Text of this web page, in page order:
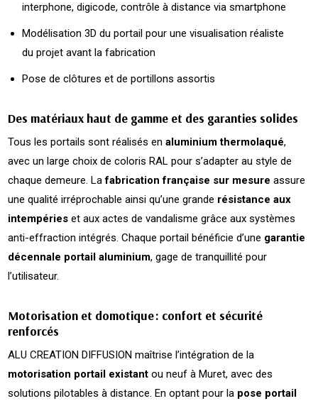
interphone, digicode, contrôle à distance via smartphone
Modélisation 3D du portail pour une visualisation réaliste
du projet avant la fabrication
Pose de clôtures et de portillons assortis
Des matériaux haut de gamme et des garanties solides
Tous les portails sont réalisés enaluminium thermolaqué,
avec un large choix de coloris RAL pour s’adapter au style de
chaque demeure. Lafabrication française sur mesure assure
une qualité irréprochable ainsi qu’une grande résistance aux
intempéries et aux actes de vandalisme grâce aux systèmes
anti-effraction intégrés. Chaque portail bénéficie d’une garantie
décennale portail aluminium, gage de tranquillité pour
l’utilisateur.
Motorisation et domotique : confort et sécurité
renforcés
ALU CREATION DIFFUSION maîtrise l’intégration de la
motorisation portail existant ou neuf à Muret, avec des
solutions pilotables à distance. En optant pour la pose portail